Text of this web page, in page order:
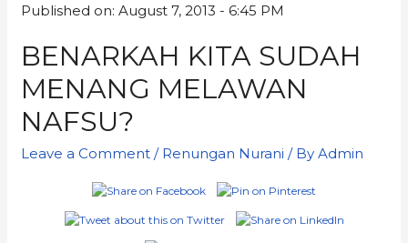
Published on: August 7, 2013 - 6:45 PM
BENARKAH KITA SUDAH
MENANG MELAWAN
NAFSU?
Leave a Comment / Renungan Nurani / ByAdmin